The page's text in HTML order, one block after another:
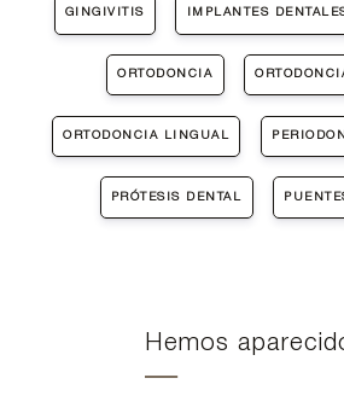
GINGIVITIS IMPLANTES
ORTODONCIA
ORTODONCIA LINGUAL
PRÓTESIS DENTAL
Hemos